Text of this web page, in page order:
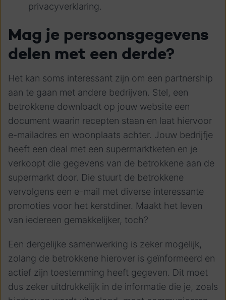
privacyverklaring.
Mag je persoonsgegevens
delen met een derde?
Het kan soms interessant zijn om een partnership
aan te gaan met andere bedrijven. Stel, een
betrokkene downloadt op jouw website een
document waarin recepten staan en laat hiervoor
e-mailadres en woonplaats achter. Jouw bedrijfje
heeft een deal met een supermarktketen en je
verkoopt die gegevens van de betrokkene aan de
supermarkt door. Die stuurt de betrokkene
vervolgens een e-mail met diverse interessante
promoties voor het kerstdiner. Maakt het leven
van iedereen gemakkelijker, toch?
Een dergelijke samenwerking is zeker mogelijk,
zolang de betrokkene hierover is geïnformeerd en
actief zijn toestemming heeft gegeven. Dit moet
dus zeker uitdrukkelijk in de informatie die je, zoals